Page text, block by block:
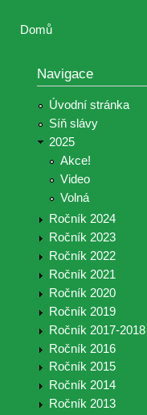
Domů
Navigace
Úvodní stránka
Síň slávy
2025
Akce!
Video
Volná
Ročník 2024
Ročník 2023
Ročník 2022
Ročník 2021
Ročník 2020
Ročník 2019
Ročník 2017-2018
Ročník 2016
Ročník 2015
Ročník 2014
Ročník 2013